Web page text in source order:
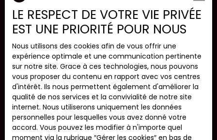
Nos honoraires
Mentions légales
Politique de confidentialité
Plan du site
Gérer les cookies
Propulsé par
LE RESPECT DE VOTRE VIE PRIVÉE
EST UNE PRIORITÉ POUR NOUS
Nous utilisons des cookies afin de vous offrir une
expérience optimale et une communication pertinente
sur notre site. Grace à ces technologies, nous pouvons
vous proposer du contenu en rapport avec vos centres
d'intérêt. Ils nous permettent également d'améliorer la
qualité de nos services et la convivialité de notre site
internet. Nous utiliserons uniquement les données
personnelles pour lesquelles vous avez donné votre
accord. Vous pouvez les modifier à n'importe quel
moment via la rubrique ″Gérer les cookies″ en bas de